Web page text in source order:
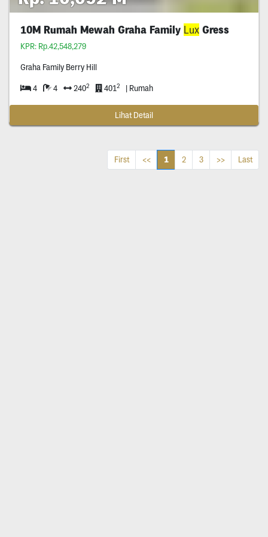
10M Rumah Mewah Graha Family LuxGress
KPR: Rp.42,548,279
Graha Family Berry Hill
4 4 2402 4012 | Rumah
Lihat Detail
First << 1 2 3 >> Last